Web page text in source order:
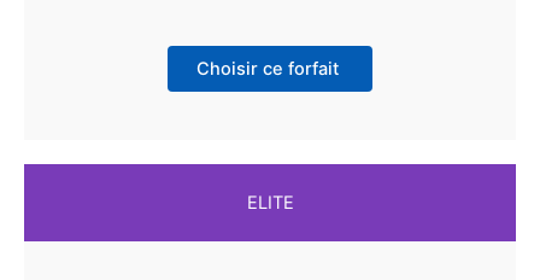
Choisir ce forfait
ELITE